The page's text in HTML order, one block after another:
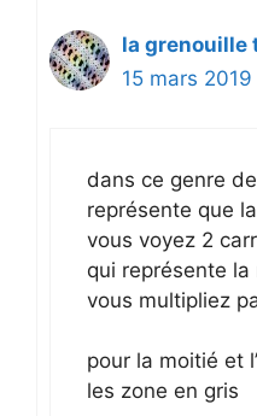
la grenouille
15 mars
dans ce genre
représente que
vous voyez 2
qui représente
vous multipliez
pour la moitié et
les zone en gris